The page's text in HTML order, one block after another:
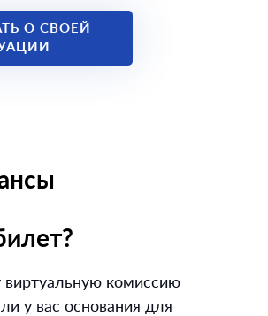
О СВОЕЙ
виртуальную комиссию
у вас основания для